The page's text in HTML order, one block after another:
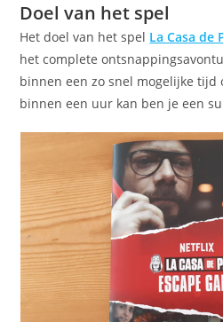
Doel van het spel
Het doel van het spel La Casa de
het complete
binnen een zo snel mogelijke tijd
binnen een uur kan ben je een